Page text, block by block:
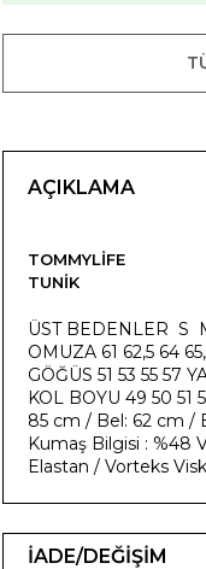
AÇIKLAMA
TOMMYLIFE
TUNIK
ÜST BEDENLER S
OMUZA 61 62,5 64
GÖĞÜS 51 53 55 57
KOL BOYU 49 50 51
85 cm / Bel: 62 cm /
Kumaş Bilgisi : %48
Elastan / Vorteks
İADE/DEĞİŞİM